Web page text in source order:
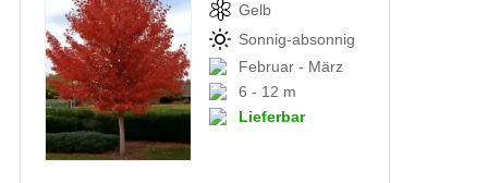
Gelb
Sonnig-absonnig
Februar - März
6 - 12 m
Lieferbar